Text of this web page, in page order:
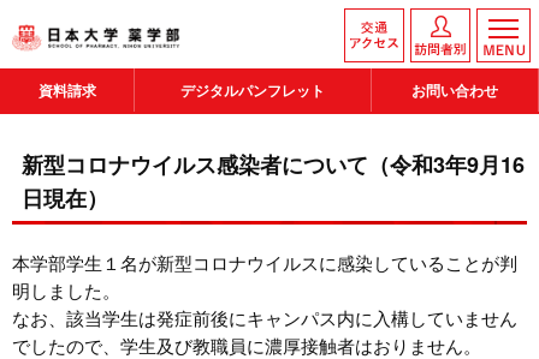
資料請求 デジタルパンフレット お問い合わせ
新型コロナウイルス感染者について（令和3年9月16
日現在）
本学部学生１名が新型コロナウイルスに感染していることが判
明しました。
なお、該当学生は発症前後にキャンパス内に入構していません
でしたので、学生及び教職員に濃厚接触者はおりません。